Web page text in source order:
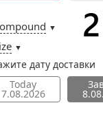
▼
▼
дату доставки
Today
7.08.2026